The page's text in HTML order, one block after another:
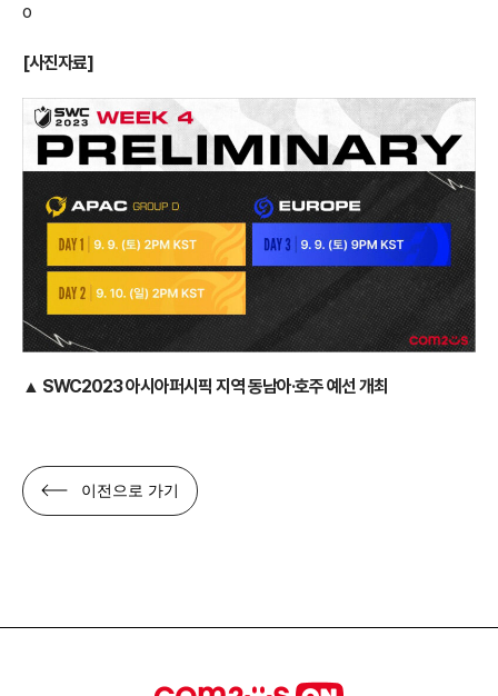
o
[사진자료]
▲ SWC2023 아시아퍼시픽 지역 동남아·호주 예선 개최
이전으로 가기